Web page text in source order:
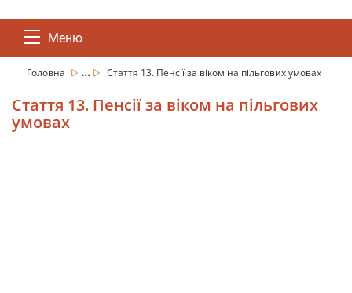
Меню
Головна ... Стаття 13. Пенсії за віком на пільгових умовах
Стаття 13. Пенсії за віком на пільгових
умовах